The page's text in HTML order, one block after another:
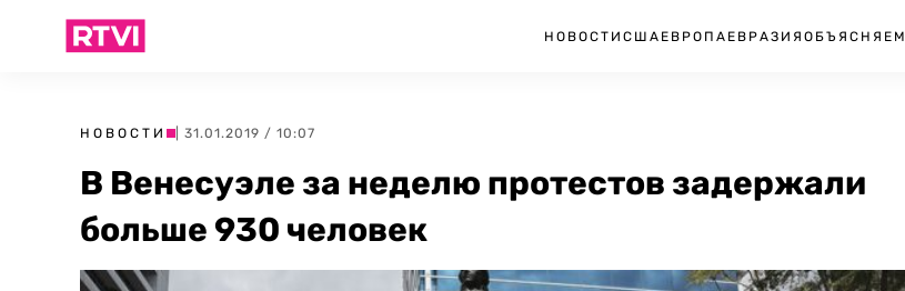
НОВОСТИ США ЕВРОПА ЕВРАЗИЯ ОБЪЯСНЯЕМ
НОВОСТИ | 31.01.2019 / 10:07
В Венесуэле за неделю протестов задержали
больше 930 человек